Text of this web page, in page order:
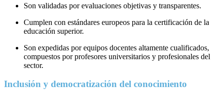
Son validadas por evaluaciones objetivas y transparentes.
Cumplen con estándares europeos para la certificación de la
educación superior.
Son expedidas por equipos docentes altamente cualificados,
compuestos por profesores universitarios y profesionales del
sector.
Inclusión y democratización del conocimiento